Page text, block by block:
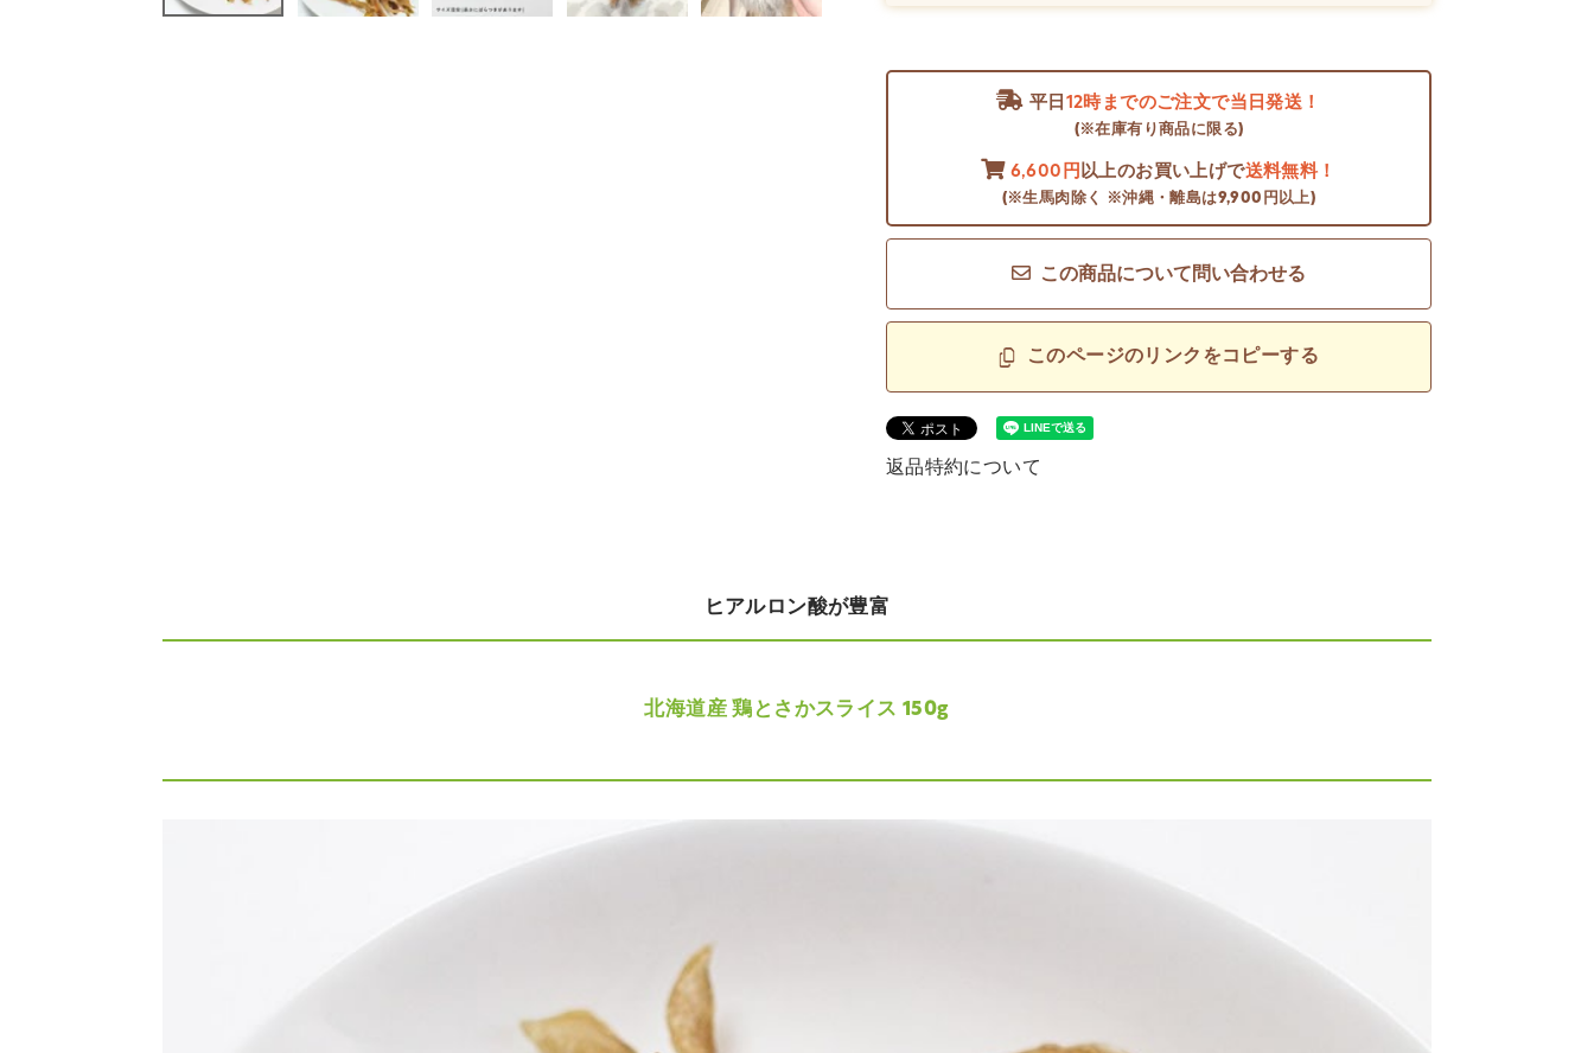
平日 12時までのご注文で当日発送！
(※在庫有り商品に限る)
6,600円以上のお買い上げで送料無料！
(※生馬肉除く ※沖縄・離島は9,900円以上)
この商品について問い合わせる
このページのリンクをコピーする
返品特約について
ヒアルロン酸が豊富
北海道産 鶏とさかスライス 150g